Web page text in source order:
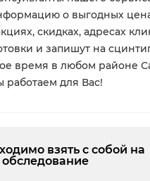
о выгодных
скидках, адресах
и запишут на
время в любом районе
работаем для Вас!
взять с собой на
обследование